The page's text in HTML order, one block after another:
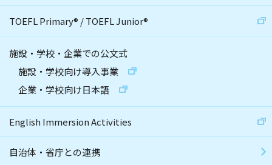
TOEFL Primary® /TOEFL Junior®
施設・学校・企業での公文式
施設・学校向け導入事業
企業・学校向け日本語
English Immersion Activities
自治体・省庁との連携